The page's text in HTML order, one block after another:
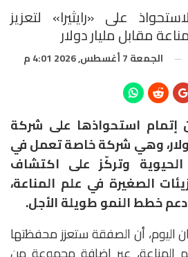
على «رايثيرا» لتعزيز
مقابل مليار دولار
الجمعة 7 أغسطس, 2026 4:01 م
إتمام استحواذها على شركة
، وهي شركة خاصة تعمل في
الحيوية وتركّز على اكتشاف
الصغيرة في علم المناعة،
خطط النمو طويلة الأجل.
اليوم، أن الصفقة ستعزز محفظتها